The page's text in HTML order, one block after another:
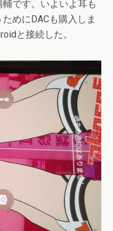
です。いよいよ耳も
めにDACも購入しま
と接続した。